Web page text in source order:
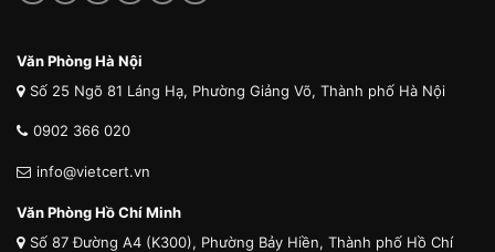
Văn Phòng Hà Nội
Số 25 Ngõ 81 Láng Hạ, Phường Giảng Võ, Thành phố Hà Nội
0902 366 020
info@vietcert.vn
Văn Phòng Hồ Chí Minh
Số 87 Đường A4 (K300), Phường Bảy Hiền, Thành phố Hồ Chí